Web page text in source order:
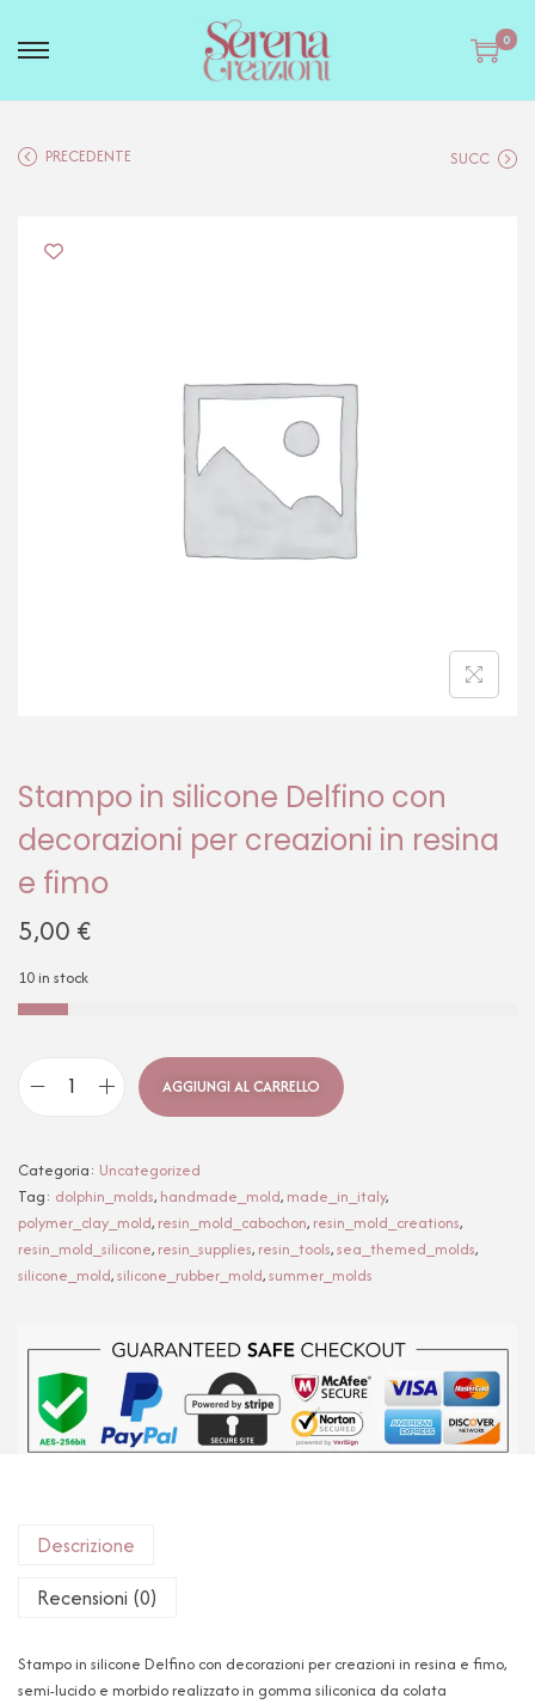
0
PRECEDENTE SUCC
Stampo in silicone Delfino con
decorazioni per creazioni in resina
e fimo
5,00 €
10 in stock
AGGIUNGI AL CARRELLO
Categoria: Uncategorized
Tag: dolphin_molds, handmade_mold, made_in_italy,
polymer_clay_mold, resin_mold_cabochon, resin_mold_creations,
resin_mold_silicone, resin_supplies, resin_tools,sea_themed_molds,
silicone_mold,silicone_rubber_mold,summer_molds
Descrizione
Recensioni (0)
Stampo in silicone Delfino con decorazioni per creazioni in resina e fimo,
semi-lucido e morbido realizzato in gomma siliconica da colata